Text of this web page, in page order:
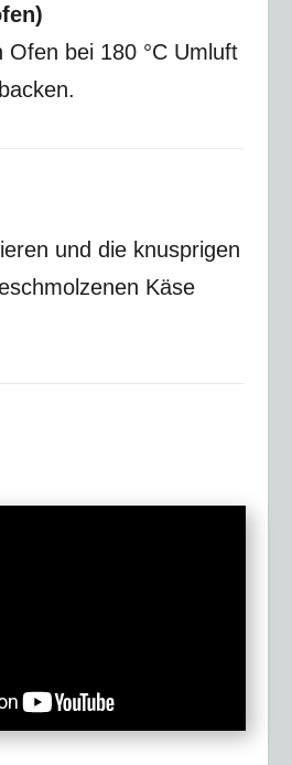
Ofen bei 180 °C Umluft
backen.
und die knusprigen
Käse